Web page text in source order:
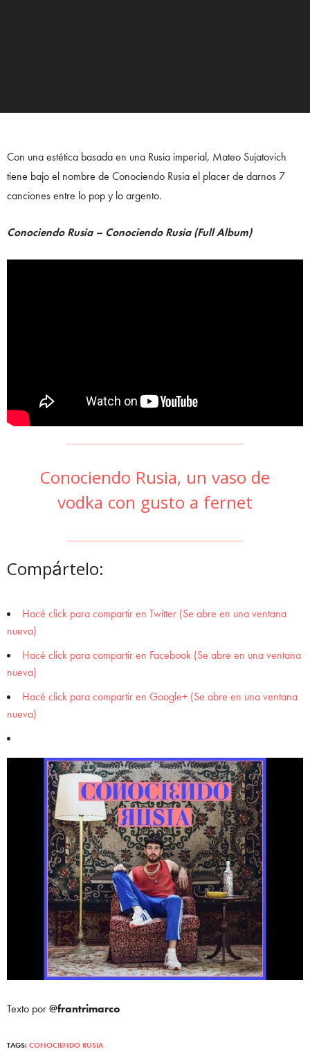
Con una estética basada en una Rusia imperial, Mateo Sujatovich
tiene bajo el nombre de Conociendo Rusia el placer de darnos 7
canciones entre lo pop y lo argento.
Conociendo Rusia – Conociendo Rusia (Full Album)
Conociendo Rusia, un vaso de
vodka con gusto a fernet
Compártelo:
Hacé click para compartir en Twitter (Se abre en una ventana
nueva)
Hacé click para compartir en Facebook (Se abre en una ventana
nueva)
Hacé click para compartir en Google+ (Se abre en una ventana
nueva)
Texto por@frantrimarco
TAGS: CONOCIENDO RUSIA